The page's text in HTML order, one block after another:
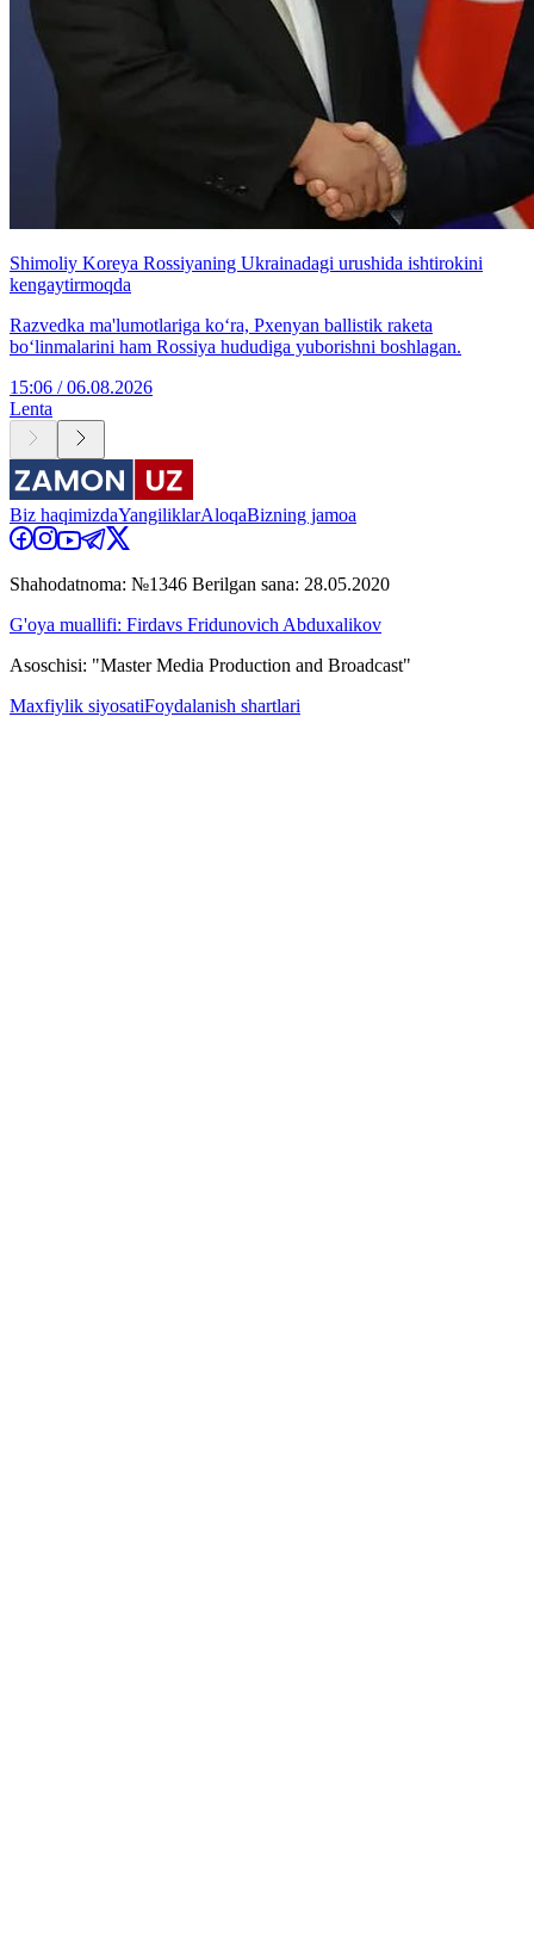
Shimoliy Koreya Rossiyaning Ukrainadagi urushida ishtirokini
kengaytirmoqda
Razvedka ma'lumotlariga ko‘ra, Pxenyan ballistik raketa
bo‘linmalarini ham Rossiya hududiga yuborishni boshlagan.
15:06 / 06.08.2026
Lenta
Biz haqimizdaYangiliklarAloqaBizning jamoa
Shahodatnoma: №1346 Berilgan sana: 28.05.2020
G'oya muallifi: Firdavs Fridunovich Abduxalikov
Asoschisi: "Master Media Production and Broadcast"
Maxfiylik siyosatiFoydalanish shartlari